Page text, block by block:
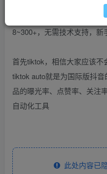
首先tiktok，相信大家应该
tiktok auto就是为国际版抖
品的曝光率、点赞率、关注
自动化工具
此处内容已